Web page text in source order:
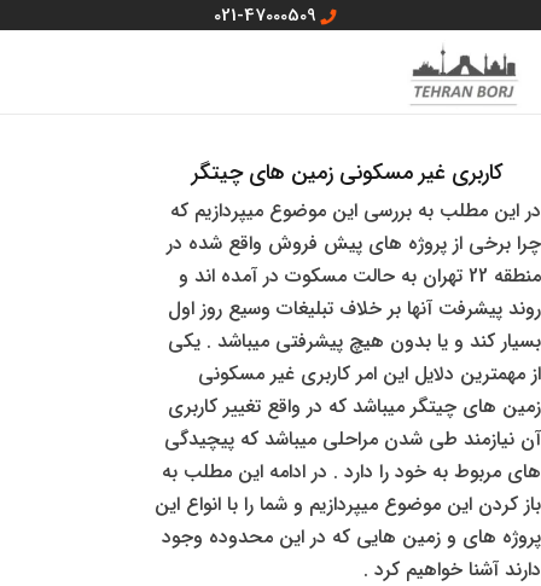
محتوا
021-47000509
کاربری غیر مسکونی زمین های چیتگر
در این مطلب به بررسی این موضوع میپردازیم که
چرا برخی از پروژه های پیش فروش واقع شده در
منطقه 22 تهران به حالت مسکوت در آمده اند و
روند پیشرفت آنها بر خلاف تبلیغات وسیع روز اول
بسیار کند و یا بدون هیچ پیشرفتی میباشد . یکی
از مهمترین دلایل این امر کاربری غیر مسکونی
زمین های چیتگر میباشد که در واقع تغییر کاربری
آن نیازمند طی شدن مراحلی میباشد که پیچیدگی
های مربوط به خود را دارد . در ادامه این مطلب به
باز کردن این موضوع میپردازیم و شما را با انواع این
پروژه های و زمین هایی که در این محدوده وجود
دارند آشنا خواهیم کرد .